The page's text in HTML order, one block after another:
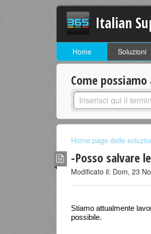
Italian
Home Soluzioni
Come
Home page delle
-Posso salvare
Modificato il: Dom, 23
Stiamo attualmente
possibile.